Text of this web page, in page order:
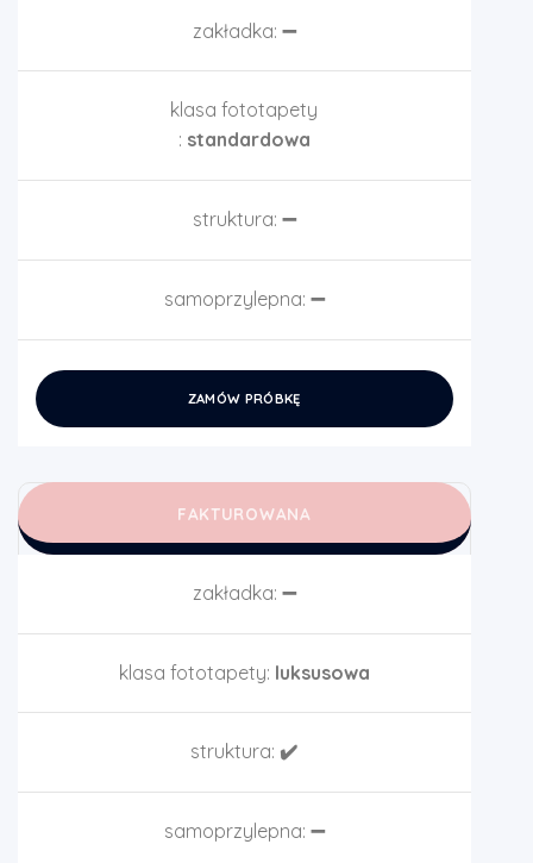
zakładka: ➖
klasa fototapety
: standardowa
struktura: ➖
samoprzylepna: ➖
ZAMÓW PRÓBKĘ
FAKTUROWANA
zakładka: ➖
klasa fototapety: luksusowa
struktura: ✔️
samoprzylepna: ➖